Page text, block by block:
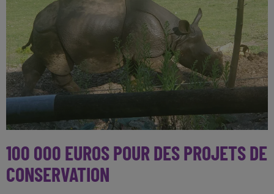
100 000 EUROS POUR DES PROJETS DE
CONSERVATION